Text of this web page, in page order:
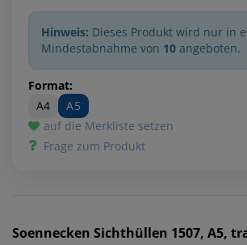
Hinweis: Dieses Produkt wird nur in
Mindestabnahme von 10 angeboten.
Format:
A4
A5
auf die Merkliste setzen
Frage zum Produkt
Soennecken Sichthüllen 1507, A5,